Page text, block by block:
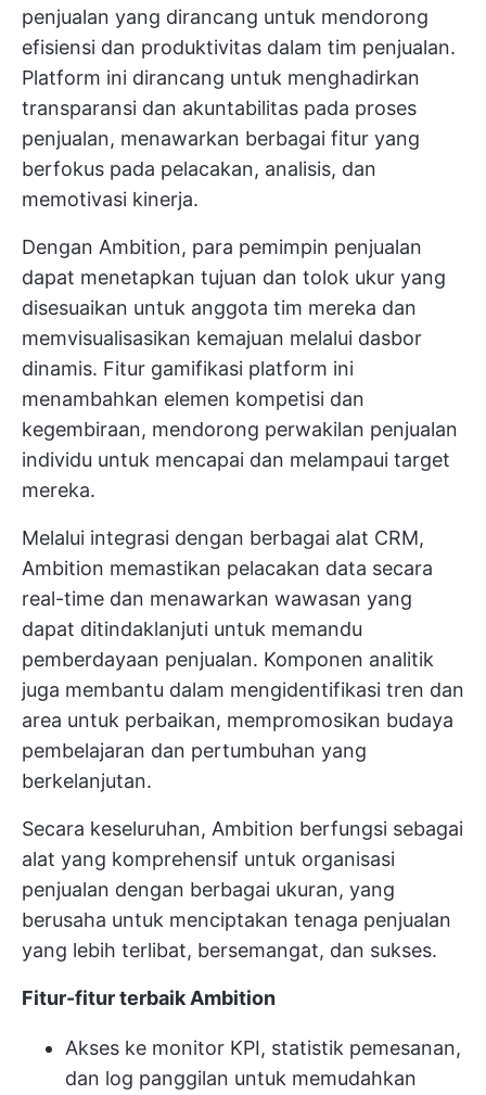
penjualan yang dirancang untuk mendorong
efisiensi dan produktivitas dalam tim penjualan.
Platform ini dirancang untuk menghadirkan
transparansi dan akuntabilitas pada proses
penjualan, menawarkan berbagai fitur yang
berfokus pada pelacakan, analisis, dan
memotivasi kinerja.
Dengan Ambition, para pemimpin penjualan
dapat menetapkan tujuan dan tolok ukur yang
disesuaikan untuk anggota tim mereka dan
memvisualisasikan kemajuan melalui dasbor
dinamis. Fitur gamifikasi platform ini
menambahkan elemen kompetisi dan
kegembiraan, mendorong perwakilan penjualan
individu untuk mencapai dan melampaui target
mereka.
Melalui integrasi dengan berbagai alat CRM,
Ambition memastikan pelacakan data secara
real-time dan menawarkan wawasan yang
dapat ditindaklanjuti untuk memandu
pemberdayaan penjualan. Komponen analitik
juga membantu dalam mengidentifikasi tren dan
area untuk perbaikan, mempromosikan budaya
pembelajaran dan pertumbuhan yang
berkelanjutan.
Secara keseluruhan, Ambition berfungsi sebagai
alat yang komprehensif untuk organisasi
penjualan dengan berbagai ukuran, yang
berusaha untuk menciptakan tenaga penjualan
yang lebih terlibat, bersemangat, dan sukses.
Fitur-fitur terbaik Ambition
Akses ke monitor KPI, statistik pemesanan,
dan log panggilan untuk memudahkan